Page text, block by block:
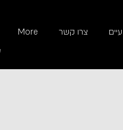
צרו קשר More